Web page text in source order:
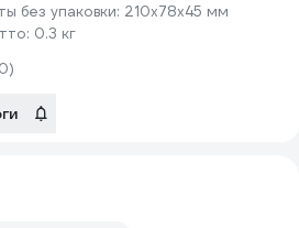
без упаковки: 210х78х45 мм
0.3 кг